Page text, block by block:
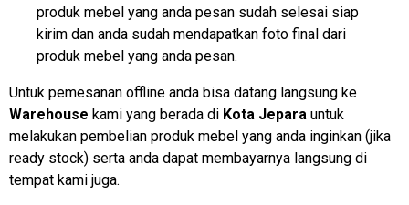
produk mebel yang anda pesan sudah selesai siap
kirim dan anda sudah mendapatkan foto final dari
produk mebel yang anda pesan.
Untuk pemesanan offline anda bisa datang langsung ke
Warehouse kami yang berada di Kota Jepara untuk
melakukan pembelian produk mebel yang anda inginkan (jika
ready stock) serta anda dapat membayarnya langsung di
tempat kami juga.